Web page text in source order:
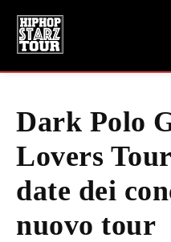
Dark Polo
Lovers
date dei
nuovo tour